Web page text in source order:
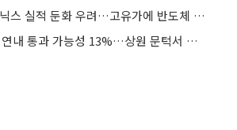
삼성전자·SK하이닉스 실적 둔화 우려…고유가에 반도체 부담 커지나
美 클래리티 법안 연내 통과 가능성 13%…상원 문턱서 제동